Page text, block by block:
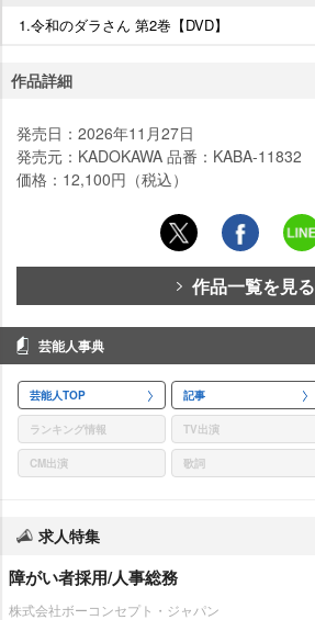
1.令和のダラさん 第2巻【DVD】
作品詳細
発売日：2026年11月27日
発売元：KADOKAWA 品番：KABA-11832
価格：12,100円（税込）
作品一覧を見る
芸能人事典
芸能人TOP 記事
ランキング情報 TV出演
CM出演 歌詞
求人特集
障がい者採用/人事総務
株式会社ボーコンセプト・ジャパン